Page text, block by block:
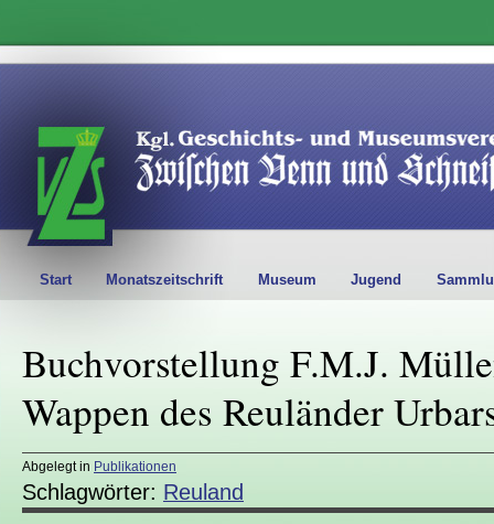
Start Monatszeitschrift Museum Jugend
Buchvorstellung F.M.J.
Wappen des Reuländer
Abgelegt in Publikationen
Schlagwörter: Reuland